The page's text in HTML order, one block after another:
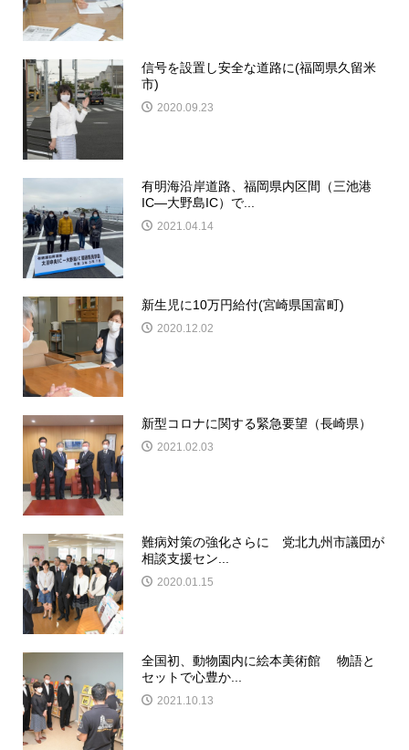
信号を設置し安全な道路に(福岡県久留米
市)
2020.09.23
有明海沿岸道路、福岡県内区間（三池港
IC―大野島IC）で...
2021.04.14
新生児に10万円給付(宮崎県国富町)
2020.12.02
新型コロナに関する緊急要望（長崎県）
2021.02.03
難病対策の強化さらに 党北九州市議団が
相談支援セン...
2020.01.15
全国初、動物園内に絵本美術館 物語と
セットで心豊か...
2021.10.13